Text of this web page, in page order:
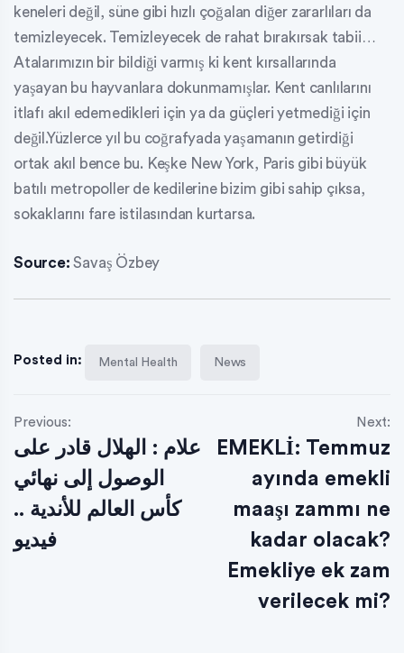
keneleri değil, süne gibi hızlı çoğalan diğer zararlıları da
temizleyecek. Temizleyecek de rahat bırakırsak tabii…
Atalarımızın bir bildiği varmış ki kent kırsallarında
yaşayan bu hayvanlara dokunmamışlar. Kent canlılarını
itlafı akıl edemedikleri için ya da güçleri yetmediği için
değil.Yüzlerce yıl bu coğrafyada yaşamanın getirdiği
ortak akıl bence bu. Keşke New York, Paris gibi büyük
batılı metropoller de kedilerine bizim gibi sahip çıksa,
sokaklarını fare istilasından kurtarsa.
Source: Savaş Özbey
Posted in: Mental Health News
Previous:
علام : الهلال‬⁩ قادر على
الوصول إلى نهائي
كأس العالم للأندية ..
فيديو
Next:
EMEKLİ: Temmuz
ayında emekli
maaşı zammı ne
kadar olacak?
Emekliye ek zam
verilecek mi?